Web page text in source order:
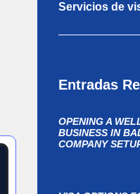
Servicios de
Entradas
OPENING A
BUSINESS IN
COMPANY